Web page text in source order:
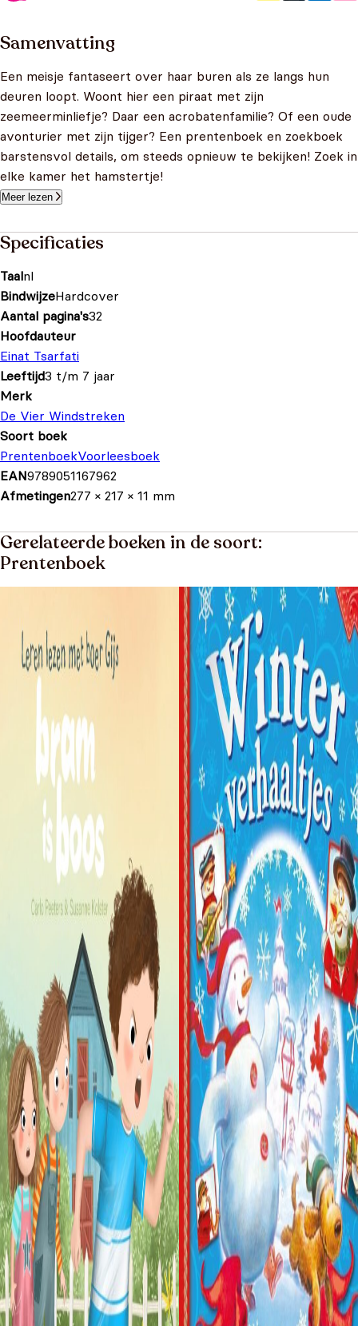
Samenvatting
Een meisje fantaseert over haar buren als ze langs hun
deuren loopt. Woont hier een piraat met zijn
zeemeerminliefje? Daar een acrobatenfamilie? Of een oude
avonturier met zijn tijger? Een prentenboek en zoekboek
barstensvol details, om steeds opnieuw te bekijken! Zoek in
elke kamer het hamstertje!
Meer lezen
Specificaties
Taalnl
BindwijzeHardcover
Aantal pagina's32
Hoofdauteur
Einat Tsarfati
Leeftijd3 t/m 7 jaar
Merk
De Vier Windstreken
Soort boek
PrentenboekVoorleesboek
EAN9789051167962
Afmetingen277 × 217 × 11 mm
Gerelateerde boeken in de soort:
Prentenboek